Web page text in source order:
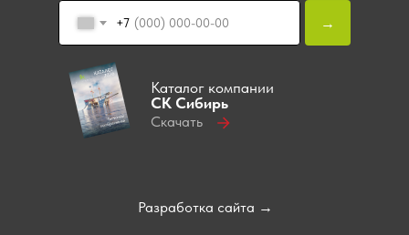
Каталог компании
СК Сибирь
Скачать
+7 →
Разработка сайта →